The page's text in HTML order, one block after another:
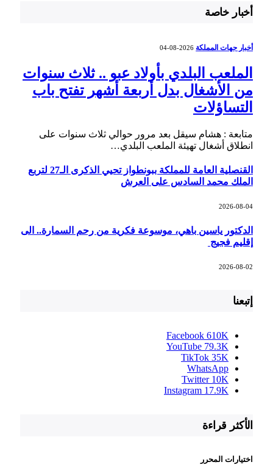
أخبار خاصة
أخبار جهات المملكة 2026-08-04
الملعب البلدي بأولاد عبو .. ثلاث سنوات
من الأشغال بدل أربعة أشهر تفتح باب
التساؤلات
متابعة : هشام سيقل بعد مرور حوالي ثلاث سنوات على
انطلاق أشغال تهيئة الملعب البلدي…
القنصلية العامة للمملكة ببونطواز تحيي الذكرى الـ27 لتربع
الملك محمد السادس على العرش
2026-08-04
الدكتور ياسين باهي، موسوعة فكرية من رحم السمارة.. الى
إقليم فجيج
2026-08-02
إتبعنا
Facebook 610K
YouTube 79.3K
TikTok 35K
WhatsApp
Twitter 10K
Instagram 17.9K
الأكثر قراءة
اختيارات المحرر